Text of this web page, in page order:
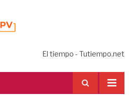
El tiempo - Tutiempo.net